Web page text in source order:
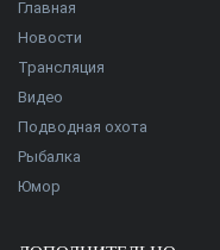
Главная
Новости
Трансляция
Видео
Подводная охота
Рыбалка
Юмор